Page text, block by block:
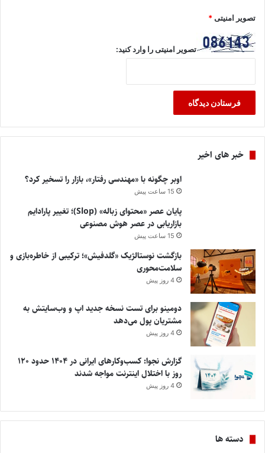
تصویر امنیتی*
تصویر امنیتی را وارد کنید:
خبر های اخیر
اوبر چگونه با «مهندسی رفتار»، بازار را تسخیر کرد؟
15 ساعت پیش
پایان عصر «محتوای زباله» (Slop)؛ تغییر پارادایم
بازاریابی در عصر هوش مصنوعی
15 ساعت پیش
بازگشت نوستالژیک «گلدفیش»؛ ترکیبی از خاطره‌بازی و
سلامت‌محوری
4 روز پیش
دومینو برای تست نسخه جدید اپ و وب‌سایتش به
مشتریان پول می‌دهد
4 روز پیش
گزارش نجوا: کسب‌وکارهای ایرانی در ۱۴۰۴ حدود ۱۲۰
روز با اختلال اینترنت مواجه شدند
4 روز پیش
دسته ها